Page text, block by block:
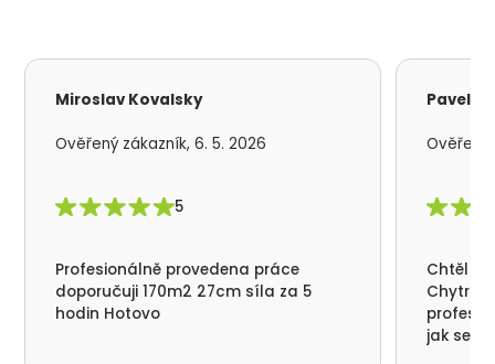
Miroslav Kovalsky
Ověřený zákazník, 6. 5. 2026
5
Profesionálně provedena práce
doporučuji 170m2 27cm síla za 5
hodin Hotovo
Pavel
Ověřený
Chtěl
Chytrá
jak se